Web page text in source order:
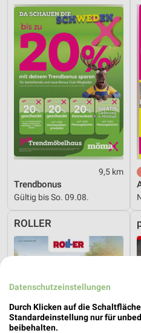
9,5 km
Trendbonus
Gültig bis So. 09.08.
ROLLER
Datenschutzeinstellungen
Durch Klicken auf die
Standardeinstellung nur für
beibehalten.